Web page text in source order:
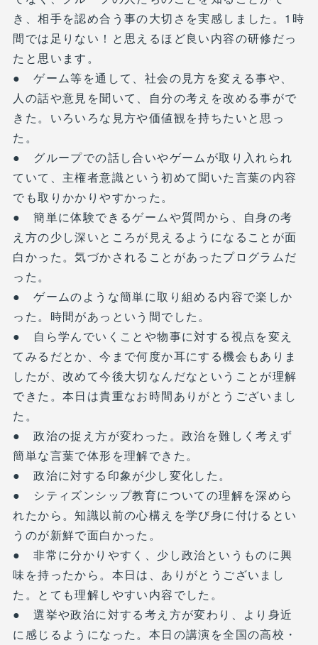
き、相手を認め合う事の大切さを実感しました。1時
間では足りない！と思えるほど良い内容の研修だっ
たと思います。
● ゲーム等を通して、社会の見方を変える事や、
人の話や意見を聞いて、自分の考えを改める事がで
きた。いろいろな見方や価値観を持ちたいと思っ
た。
● グループでの話し合いやゲームが取り入れられ
ていて、主権者意識という初めて聞いた言葉の内容
でも取りかかりやすかった。
● 簡単に体験できるゲームや質問から、自身の考
え方の少し深いところが見えるようになることが面
白かった。気づかされることがあったプログラムだ
った。
● ゲームのような簡単に取り組める内容で楽しか
った。時間があっという間でした。
● 自ら学んでいくことや物事に対する視点を変え
てみるだとか、今まで何度か耳にする機会もありま
したが、改めて今後大切なんだなということが理解
できた。本日は貴重なお時間ありがとうございまし
た。
● 政治の捉え方が変わった。政治を難しく考えず
簡単な言葉で体形を理解できた。
● 政治に対する印象が少し変化した。
● シティズンシップ教育についての理解を深めら
れたから。知識以前の心構えを学び身に付けるとい
うのが新鮮で面白かった。
● 非常に分かりやすく、少し政治というものに興
味を持ったから。本日は、ありがとうございまし
た。とても理解しやすい内容でした。
● 選挙や政治に対する考え方が変わり、より身近
に感じるようになった。本日の講演を全国の高校・